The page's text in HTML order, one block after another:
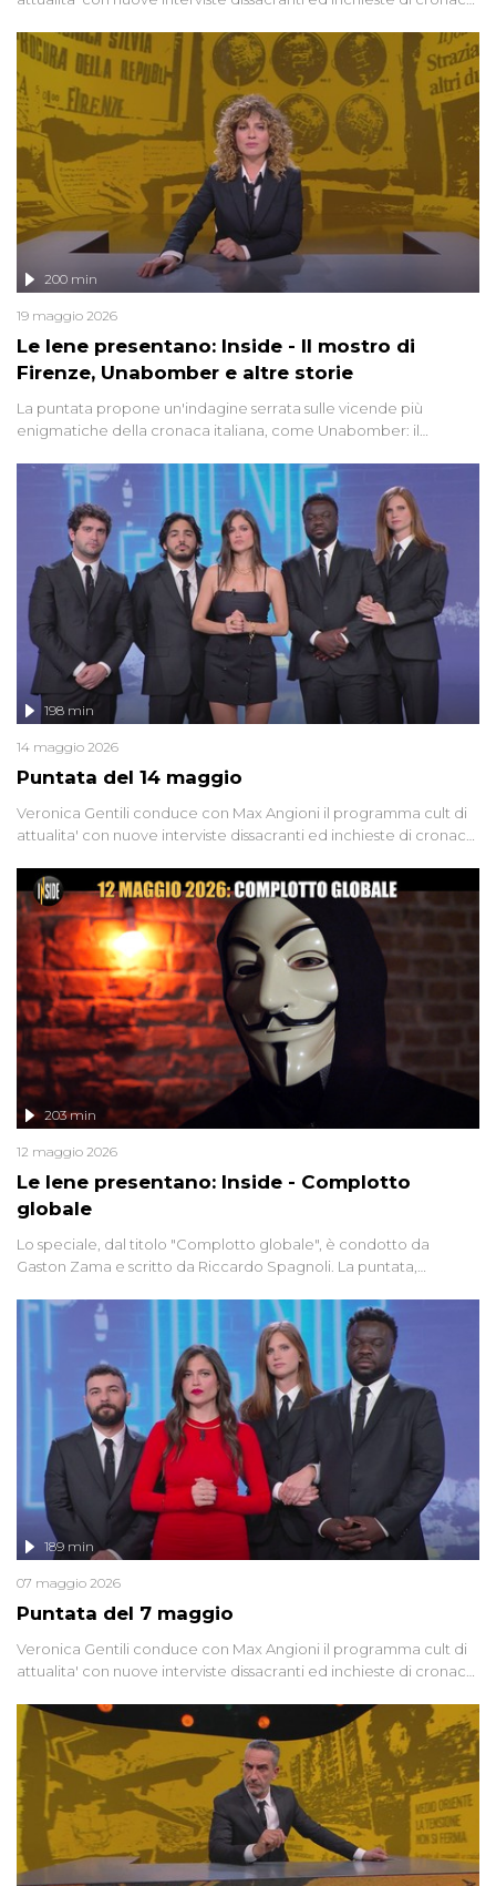
Le Iene presentano: Inside - Il mostro di
Firenze, Unabomber e altre storie
200 min
19 maggio 2026
La puntata propone un'indagine serrata sulle vicende più
enigmatiche della cronaca italiana, come Unabomber: il
'90 e il 2000 che, inquietantemente, potrebbe essere ancora in
libertà. Lo speciale affronta inoltre le zone d'ombra sul Mostro di
Firenze, le cui responsabilità appaiono ancora oggi avvolte in un
groviglio di dubbi mai chiariti. Nel corso dello speciale anche
l'intervista inedita a Olindo Romano, realizzata ne...
Puntata del 14 maggio
198 min
14 maggio 2026
Veronica Gentili conduce con Max Angioni il programma cult di
attualita' con nuove interviste dissacranti ed inchieste di cronaca
Le Iene presentano: Inside - Complotto
globale
203 min
12 maggio 2026
Lo speciale, dal titolo "Complotto globale", è condotto da
Gaston Zama e scritto da Riccardo Spagnoli. La puntata,
racconta l'universo delle narrazioni alternative, dei sospetti
globali e del complottismo che negli ultimi anni hanno invaso
social network, talk show, piazze digitali e immaginario collettivo.
Puntata del 7 maggio
189 min
07 maggio 2026
Veronica Gentili conduce con Max Angioni il programma cult di
attualita' con nuove interviste dissacranti ed inchieste di cronaca